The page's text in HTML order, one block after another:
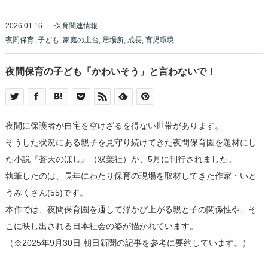
2026.01.16
保育関連情報
夜間保育, 子ども , 家庭の土台, 居場所, 成長, 育児環境
夜間保育の子ども「かわいそう」と言わないで！
夜間に保護者が自宅を空けざるを得ない世帯があります。
そうした状況にある親子を見守り続けてきた夜間保育園を題材にし
た小説『蒼天のほし』（双葉社）が、5月に刊行されました。
執筆したのは、長年にわたり保育の現場を取材してきた作家・いと
うみくさん(55)です。
本作では、夜間保育園を通して浮かび上がる親と子の関係性や、そ
こに映し出される日本社会の姿が描かれています。
（※2025年9月30日 朝日新聞の記事を参考に要約しています。）